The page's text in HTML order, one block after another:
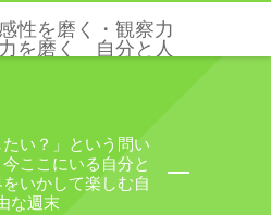
性を磨く・観察力
を磨く 自分と人
たい？」という問い
ここにいる自分と
いかして楽しむ自
な週末